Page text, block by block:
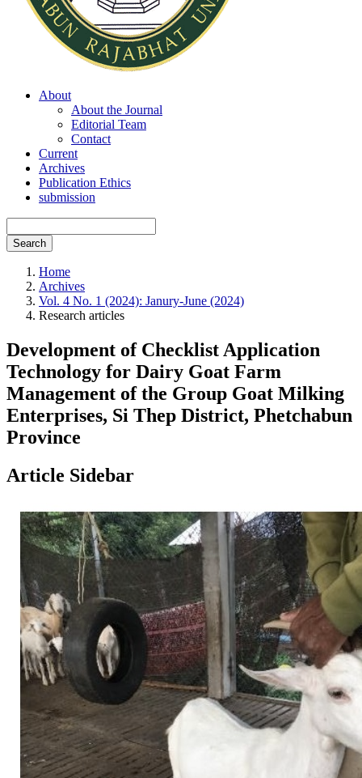
About
About the Journal
Editorial Team
Contact
Current
Archives
Publication Ethics
submission
Search
Home
Archives
Vol. 4 No. 1 (2024): Janury-June (2024)
Research articles
Development of Checklist Application
Technology for Dairy Goat Farm
Management of the Group Goat Milking
Enterprises, Si Thep District, Phetchabun
Province
Article Sidebar